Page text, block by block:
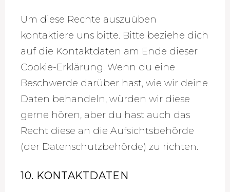
Um diese Rechte auszuüben
kontaktiere uns bitte. Bitte beziehe dich
auf die Kontaktdaten am Ende dieser
Cookie-Erklärung. Wenn du eine
Beschwerde darüber hast, wie wir deine
Daten behandeln, würden wir diese
gerne hören, aber du hast auch das
Recht diese an die Aufsichtsbehörde
(der Datenschutzbehörde) zu richten.
10. KONTAKTDATEN